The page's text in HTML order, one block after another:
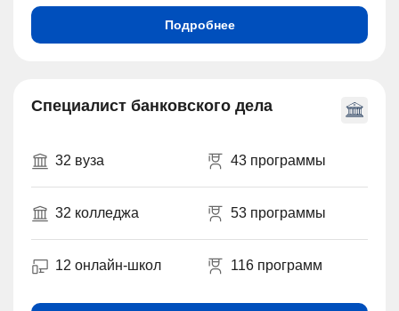
Подробнее
Специалист банковского дела
32 вуза 43 программы
32 колледжа 53 программы
12 онлайн-школ 116 программ